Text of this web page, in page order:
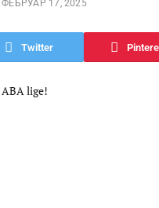
ФЕБРУАР 17, 2025
Twitter